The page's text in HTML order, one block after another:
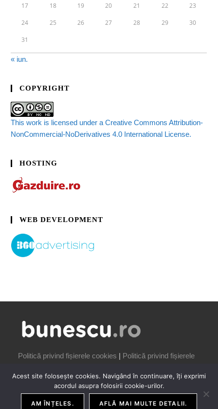
17 18 19 20 21 22 23
24 25 26 27 28 29 30
31
« iun.
COPYRIGHT
This work is licensed under a Creative Commons Attribution-
NonCommercial-NoDerivatives 4.0 International License.
HOSTING
WEB DEVELOPMENT
Politică privind fișierele cookies | Politică privind fișierele
Acest site folosește cookies. Navigând în continuare, îți exprimi
acordul asupra folosirii cookie-urilor.
AM ÎNȚELES. AFLĂ MAI MULTE DETALII.